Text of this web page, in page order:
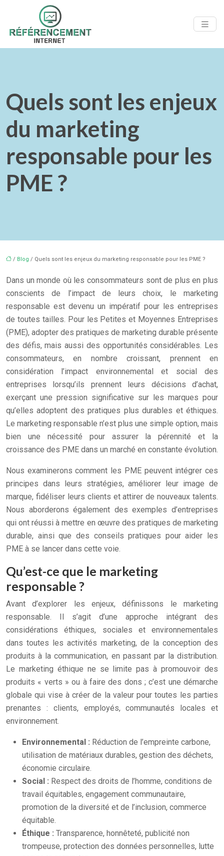
Quels sont les enjeux
du marketing
responsable pour les
PME ?
/ Blog / Quels sont les enjeux du marketing responsable pour les PME ?
Dans un monde où les consommateurs sont de plus en plus
conscients de l’impact de leurs choix, le marketing
responsable est devenu un impératif pour les entreprises
de toutes tailles. Pour les Petites et Moyennes Entreprises
(PME), adopter des pratiques de marketing durable présente
des défis, mais aussi des opportunités considérables. Les
consommateurs, en nombre croissant, prennent en
considération l’impact environnemental et social des
entreprises lorsqu’ils prennent leurs décisions d’achat,
exerçant une pression significative sur les marques pour
qu’elles adoptent des pratiques plus durables et éthiques.
Le marketing responsable n’est plus une simple option, mais
bien une nécessité pour assurer la pérennité et la
croissance des PME dans un marché en constante évolution.
Nous examinerons comment les PME peuvent intégrer ces
principes dans leurs stratégies, améliorer leur image de
marque, fidéliser leurs clients et attirer de nouveaux talents.
Nous aborderons également des exemples d’entreprises
qui ont réussi à mettre en œuvre des pratiques de marketing
durable, ainsi que des conseils pratiques pour aider les
PME à se lancer dans cette voie.
Qu’est-ce que le marketing
responsable ?
Avant d’explorer les enjeux, définissons le marketing
responsable. Il s’agit d’une approche intégrant des
considérations éthiques, sociales et environnementales
dans toutes les activités marketing, de la conception des
produits à la communication, en passant par la distribution.
Le marketing éthique ne se limite pas à promouvoir des
produits « verts » ou à faire des dons ; c’est une démarche
globale qui vise à créer de la valeur pour toutes les parties
prenantes : clients, employés, communautés locales et
environnement.
Environnemental : Réduction de l’empreinte carbone,
utilisation de matériaux durables, gestion des déchets,
économie circulaire.
Social : Respect des droits de l’homme, conditions de
travail équitables, engagement communautaire,
promotion de la diversité et de l’inclusion, commerce
équitable.
Éthique : Transparence, honnêteté, publicité non
trompeuse, protection des données personnelles, lutte